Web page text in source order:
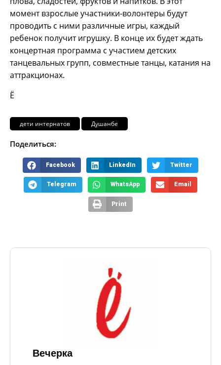
момент взрослые участники-волонтеры будут
проводить с ними различные игры, каждый
ребенок получит игрушку. В конце их будет ждать
концертная программа с участием детских
танцевальных групп, совместные танцы, катания на
аттракционах.
Ё
дети интернатов Душанбе
Поделиться:
Facebook LinkedIn Twitter
Telegram WhatsApp Email
Print
Вечерка